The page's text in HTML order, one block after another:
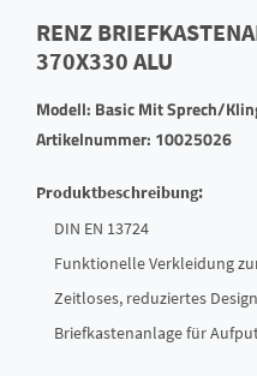
RENZ
370X330 ALU
Modell: Basic Mit Sprech/
Artikelnummer: 10025026
Produktbeschreibung:
DIN EN 13724
Funktionelle Verkleidung
Zeitloses, reduziertes Design
Briefkastenanlage für